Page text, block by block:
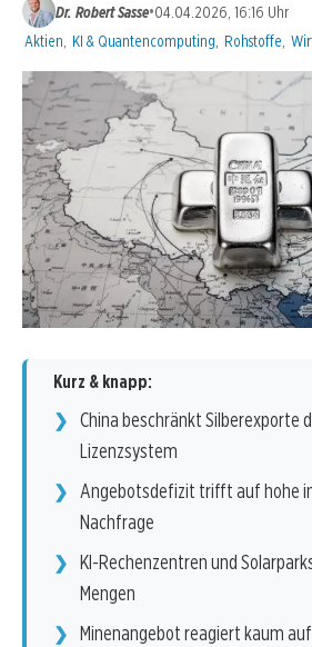
Dr. Robert Sasse•04.04.2026, 16:16 Uhr
Kategorien:
Aktien KI & Quantencomputing Rohstoffe
Kurz & knapp:
China beschränkt Silberexporte
Lizenzsystem
Angebotsdefizit trifft auf hohe
Nachfrage
KI-Rechenzentren und
Mengen
Minenangebot reagiert kaum